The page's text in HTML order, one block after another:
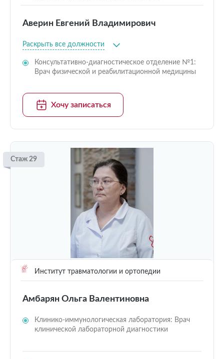
Аверин Евгений Владимирович
Раскрыть все должности
Консультативно-диагностическое отделение №1:
Врач физической и реабилитационной медицины
Хочу записаться
Стаж 29
Институт травматологии и ортопедии
Амбарян Ольга Валентиновна
Клинико-иммунологическая лаборатория: Врач
клинической лабораторной диагностики